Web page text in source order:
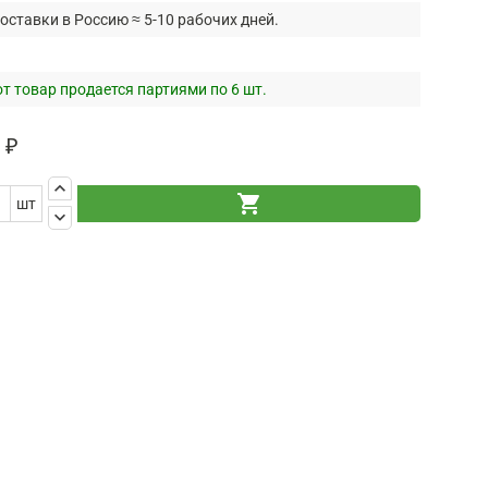
в Россию ≈ 5-10 рабочих дней.
товар продается партиями по 6 шт.
₽
шт
keyboard_arrow_up
keyboard_arrow_down
shopping_cart